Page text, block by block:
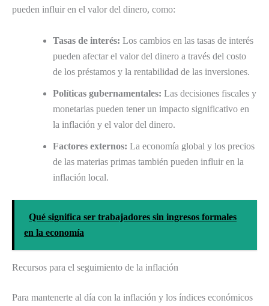
pueden influir en el valor del dinero, como:
Tasas de interés: Los cambios en las tasas de interés
pueden afectar el valor del dinero a través del costo
de los préstamos y la rentabilidad de las inversiones.
Políticas gubernamentales: Las decisiones fiscales y
monetarias pueden tener un impacto significativo en
la inflación y el valor del dinero.
Factores externos: La economía global y los precios
de las materias primas también pueden influir en la
inflación local.
Qué significa ser trabajadores sin ingresos formales
en la economía
Recursos para el seguimiento de la inflación
Para mantenerte al día con la inflación y los índices económicos